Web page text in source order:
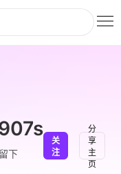
下
关
注
分
享
主
页